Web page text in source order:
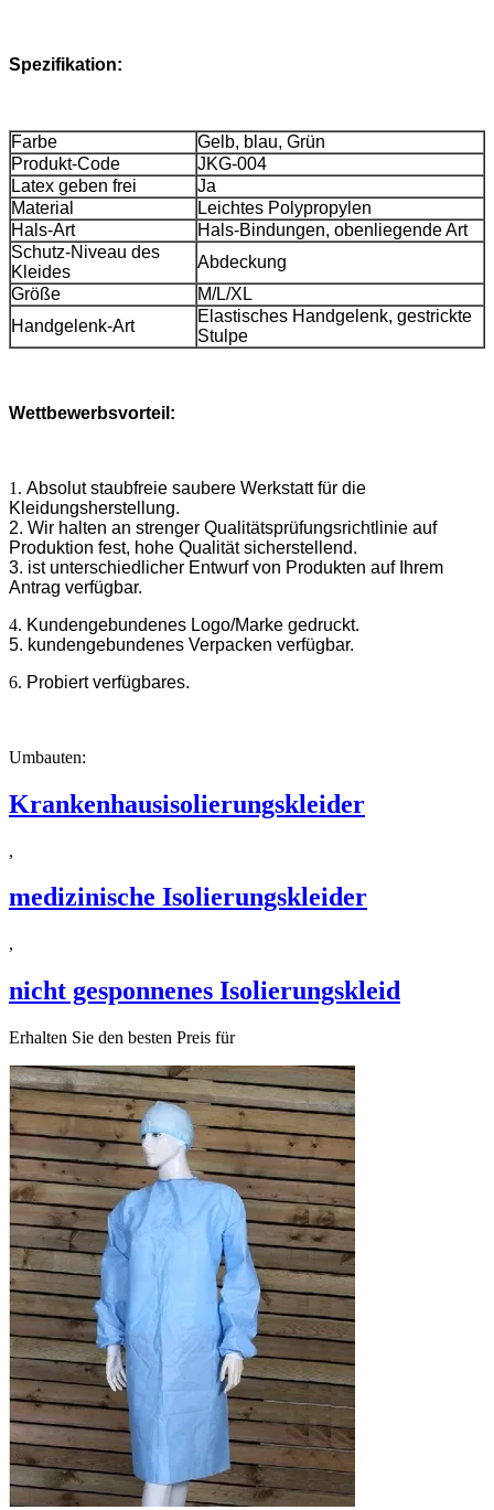
Spezifikation:
Farbe
Gelb, blau, Grün
Produkt-Code
JKG-004
Latex geben frei
Ja
Material
Leichtes Polypropylen
Hals-Art
Hals-Bindungen, obenliegende Art
Schutz-Niveau des
Kleides
Abdeckung
Größe
M/L/XL
Handgelenk-Art
Elastisches Handgelenk, gestrickte
Stulpe
Wettbewerbsvorteil:
1. Absolut staubfreie saubere Werkstatt für die
Kleidungsherstellung.
2. Wir halten an strenger Qualitätsprüfungsrichtlinie auf
Produktion fest, hohe Qualität sicherstellend.
3. ist unterschiedlicher Entwurf von Produkten auf Ihrem
Antrag verfügbar.
4. Kundengebundenes Logo/Marke gedruckt.
5. kundengebundenes Verpacken verfügbar.
6. Probiert verfügbares.
Umbauten:
Krankenhausisolierungskleider
,
medizinische Isolierungskleider
,
nicht gesponnenes Isolierungskleid
Erhalten Sie den besten Preis für